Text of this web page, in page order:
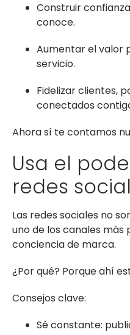
Construir
conoce.
Aumentar el valor
servicio.
Fidelizar clientes,
conectados
Ahora sí te contamos
Usa el
redes
Las redes sociales no
uno de los canales
conciencia de marca.
¿Por qué? Porque ahí
Consejos clave:
Sé constante: